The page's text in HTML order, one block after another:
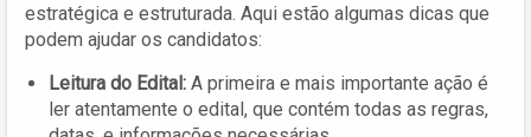
estratégica e estruturada. Aqui estão algumas dicas que
podem ajudar os candidatos:
Leitura do Edital: A primeira e mais importante ação é
ler atentamente o edital, que contém todas as regras,